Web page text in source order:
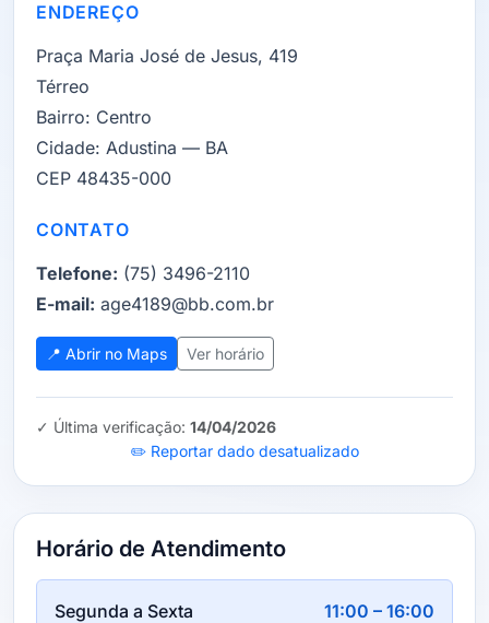
ENDEREÇO
Praça Maria José de Jesus, 419
Térreo
Bairro: Centro
Cidade: Adustina — BA
CEP 48435-000
CONTATO
Telefone: (75) 3496-2110
E-mail: age4189@bb.com.br
📍 Abrir no Maps Ver horário
✓ Última verificação: 14/04/2026
✏️ Reportar dado desatualizado
Horário de Atendimento
Segunda a Sexta 11:00 – 16:00